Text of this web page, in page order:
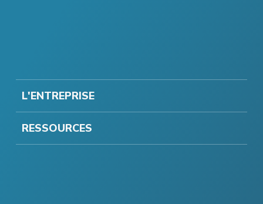
L'ENTREPRISE
RESSOURCES